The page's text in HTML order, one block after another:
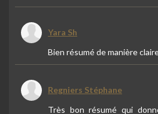
Yara Sh
Bien résumé de manière
Regniers Stéphane
Très bon résumé qui